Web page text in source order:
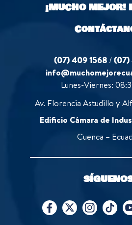
¡MUCHO MEJOR!
(07) 409 1568 /(07)
Lunes-Viernes:
Av. Florencia Astudillo y
Edificio Cámara de
Cuenca –